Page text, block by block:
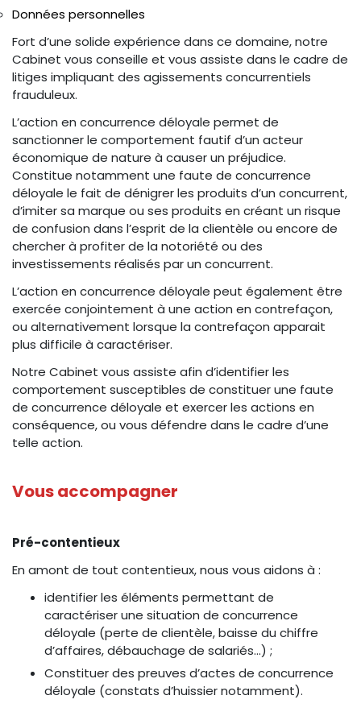
Données personnelles
Fort d’une solide expérience dans ce domaine, notre
Cabinet vous conseille et vous assiste dans le cadre de
litiges impliquant des agissements concurrentiels
frauduleux.
L’action en concurrence déloyale permet de
sanctionner le comportement fautif d’un acteur
économique de nature à causer un préjudice.
Constitue notamment une faute de concurrence
déloyale le fait de dénigrer les produits d’un concurrent,
d’imiter sa marque ou ses produits en créant un risque
de confusion dans l’esprit de la clientèle ou encore de
chercher à profiter de la notoriété ou des
investissements réalisés par un concurrent.
L’action en concurrence déloyale peut également être
exercée conjointement à une action en contrefaçon,
ou alternativement lorsque la contrefaçon apparait
plus difficile à caractériser.
Notre Cabinet vous assiste afin d’identifier les
comportement susceptibles de constituer une faute
de concurrence déloyale et exercer les actions en
conséquence, ou vous défendre dans le cadre d’une
telle action.
Vous accompagner
Pré-contentieux
En amont de tout contentieux, nous vous aidons à :
identifier les éléments permettant de
caractériser une situation de concurrence
déloyale (perte de clientèle, baisse du chiffre
d’affaires, débauchage de salariés…) ;
Constituer des preuves d’actes de concurrence
déloyale (constats d’huissier notamment).